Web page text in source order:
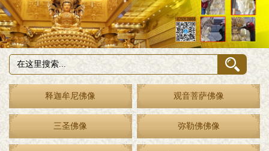
释迦牟尼佛像 观音菩萨佛像
三圣佛像 弥勒佛佛像